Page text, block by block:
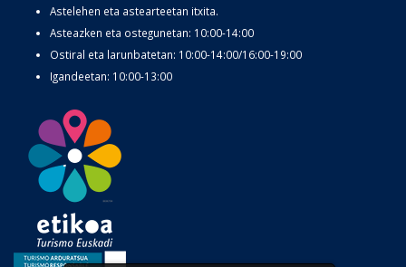
Astelehen eta astearteetan itxita.
Asteazken eta ostegunetan: 10:00-14:00
Ostiral eta larunbatetan: 10:00-14:00/16:00-19:00
Igandeetan: 10:00-13:00